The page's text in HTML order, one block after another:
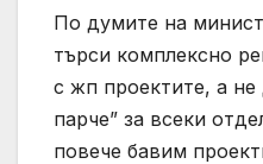
По думите на
търси комплексно
с жп проектите, а не
парче” за всеки
повече бавим